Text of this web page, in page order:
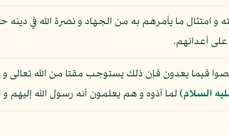
امتثال ما يأمرهم به من الجهاد و نصرة الله في دينه
أعدائهم.
فيما يعدون فإن ذلك يستوجب مقتا من الله تعالى
السلام) لما آذوه و هم يعلمون أنه رسول الله إليهم و